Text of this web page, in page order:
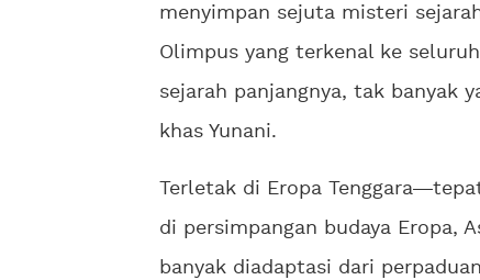
menyimpan sejuta misteri
Olimpus yang terkenal ke
sejarah panjangnya, tak banyak
khas Yunani.
Terletak di Eropa Tenggara
di persimpangan budaya Eropa,
banyak diadaptasi dari